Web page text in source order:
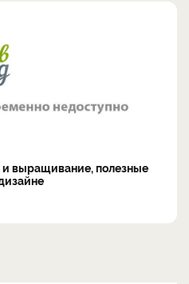
выращивание, полезные